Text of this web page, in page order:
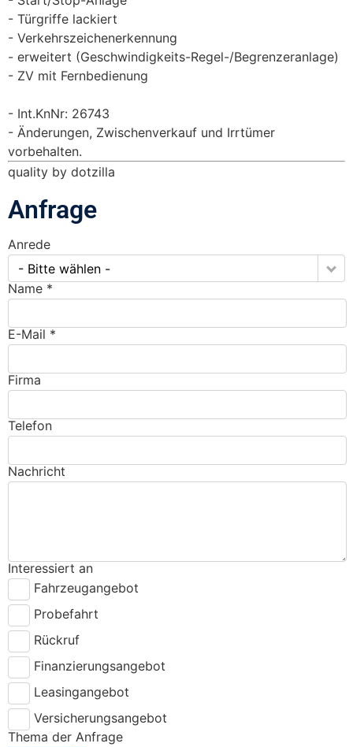
Türgriffe lackiert
Verkehrszeichenerkennung
erweitert (Geschwindigkeits-Regel-/Begrenzeranlage)
ZV mit Fernbedienung
Int.KnNr: 26743
Änderungen, Zwischenverkauf und Irrtümer
vorbehalten.
quality by dotzilla
Anfrage
Anrede
- Bitte wählen -
Name *
E-Mail *
Firma
Telefon
Nachricht
Interessiert an
Fahrzeugangebot
Probefahrt
Rückruf
Finanzierungsangebot
Leasingangebot
Versicherungsangebot
Thema der Anfrage